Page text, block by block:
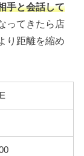
手と会話して
ってきたら店
り距離を縮め